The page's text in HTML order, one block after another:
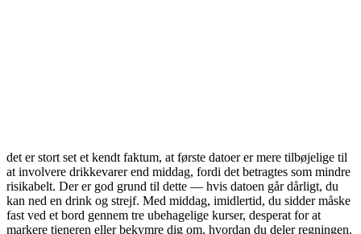
det er stort set et kendt faktum, at første datoer er mere tilbøjelige til
at involvere drikkevarer end middag, fordi det betragtes som mindre
risikabelt. Der er god grund til dette — hvis datoen går dårligt, du
kan ned en drink og strejf. Med middag, imidlertid, du sidder måske
fast ved et bord gennem tre ubehagelige kurser, desperat for at
markere tjeneren eller bekymre dig om, hvordan du deler regningen.